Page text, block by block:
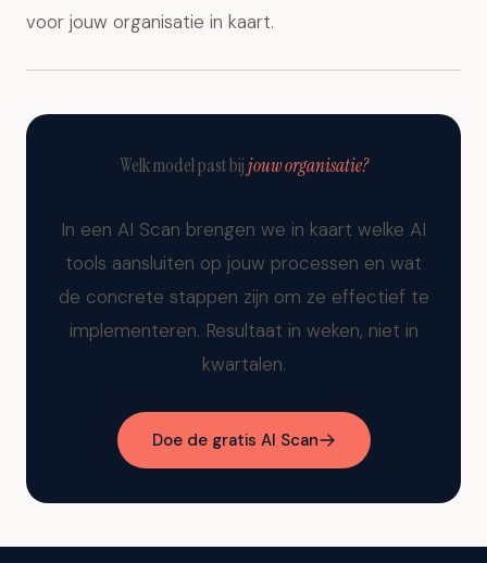
betrouwbaarder, en voor Google Workspace-taken is
Gemini het meest praktisch. In eenAI Scanhelpen we je
processen.
voor jouw organisatie in kaart.
Welk model past bijjouw organisatie?
In een AI Scan brengen we in kaart welke AI
tools aansluiten op jouw processen en wat
de concrete stappen zijn om ze effectief te
implementeren. Resultaat in weken, niet in
kwartalen.
Doe de gratis AI Scan